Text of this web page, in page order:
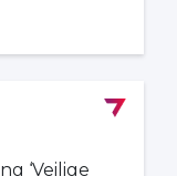
‘Veilige